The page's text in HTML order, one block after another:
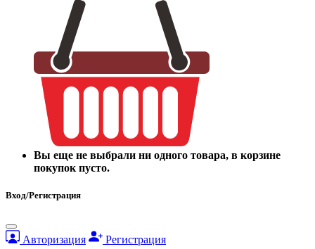
Вы еще не выбрали ни одного товара, в корзине
покупок пусто.
Вход/Регистрация
Авторизация Регистрация